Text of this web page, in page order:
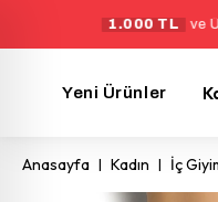
ve Üzeri
Yeni Ürünler
Anasayfa Kadın İç